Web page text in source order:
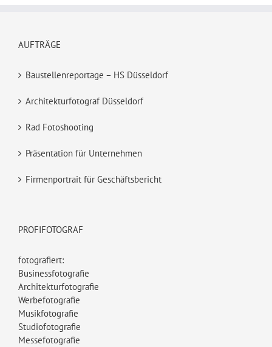
AUFTRÄGE
Baustellenreportage – HS Düsseldorf
Architekturfotograf Düsseldorf
Rad Fotoshooting
Präsentation für Unternehmen
Firmenportrait für Geschäftsbericht
PROFIFOTOGRAF
fotografiert:
Businessfotografie
Architekturfotografie
Werbefotografie
Musikfotografie
Studiofotografie
Messefotografie